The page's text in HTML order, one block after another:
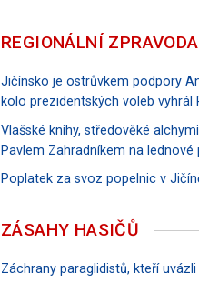
REGIONÁLNÍ
Jičínsko je ostrůvkem podpory
kolo prezidentských voleb vyhrál
Vlašské knihy, středověké
Pavlem Zahradníkem na
Poplatek za svoz popelnic v
ZÁSAHY HASIČŮ
Záchrany paraglidistů, kteří